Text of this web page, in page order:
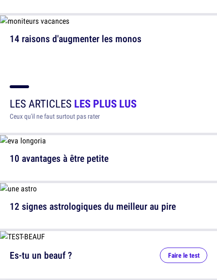
14 raisons d'augmenter les monos
LES ARTICLES LES PLUS LUS
Ceux qu'il ne faut surtout pas rater
10 avantages à être petite
12 signes astrologiques du meilleur au pire
Es-tu un beauf ? Faire le test